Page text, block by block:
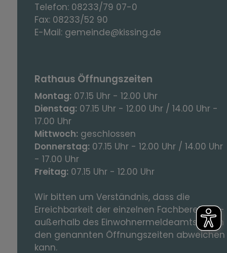
Telefon: 08233/79 07-0
Fax: 08233/52 90
E-Mail: gemeinde@kissing.de
Rathaus Öffnungszeiten
Montag: 07.15 Uhr - 12.00 Uhr
Dienstag: 07.15 Uhr - 12.00 Uhr / 14.00 Uhr -
17.00 Uhr
Mittwoch: geschlossen
Donnerstag: 07.15 Uhr - 12.00 Uhr / 14.00 Uhr
- 17.00 Uhr
Freitag: 07.15 Uhr - 12.00 Uhr
Wir bitten um Verständnis, dass die
Erreichbarkeit der einzelnen Fachbereiche -
außerhalb des Einwohnermeldeamts – von
den genannten Öffnungszeiten abweichen
kann.